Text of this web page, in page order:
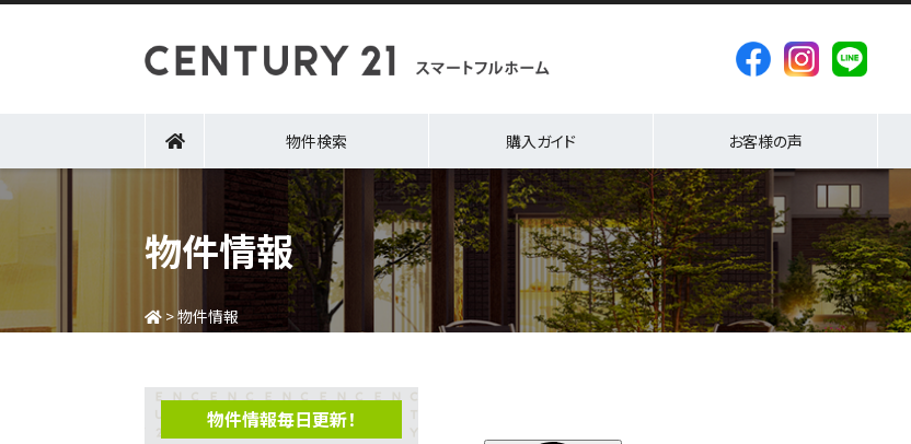
物件検索 購入ガイド お客様の声
物件情報
>物件情報
物件情報毎日更新！